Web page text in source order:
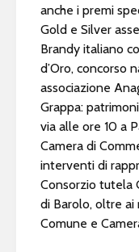
anche i premi
Gold e Silver
Brandy italiano
d’Oro, concorso
associazione
Grappa:
via alle ore 10 a
Camera di
interventi di
Consorzio tutela
di Barolo, oltre
Comune e